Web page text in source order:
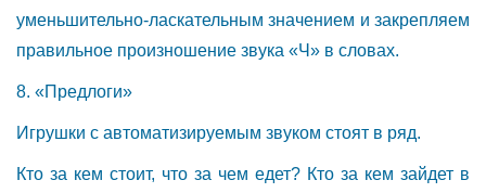
уменьшительно-ласкательным значением и закрепляем
правильное произношение звука «Ч» в словах.
8. «Предлоги»
Игрушки с автоматизируемым звуком стоят в ряд.
Кто за кем стоит, что за чем едет? Кто за кем зайдет в